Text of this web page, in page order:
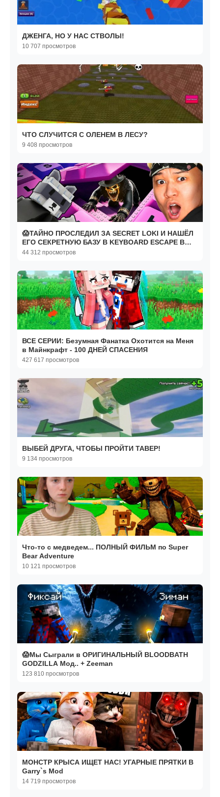
ДЖЕНГА, НО У НАС СТВОЛЫ!
10 707 просмотров
ЧТО СЛУЧИТСЯ С ОЛЕНЕМ В ЛЕСУ?
9 408 просмотров
😱ТАЙНО ПРОСЛЕДИЛ ЗА SECRET LOKI И НАШЁЛ
ЕГО СЕКРЕТНУЮ БАЗУ В KEYBOARD ESCAPE В
РОБЛОКС!
44 312 просмотров
ВСЕ СЕРИИ: Безумная Фанатка Охотится на Меня
в Майнкрафт - 100 ДНЕЙ СПАСЕНИЯ
427 617 просмотров
ВЫБЕЙ ДРУГА, ЧТОБЫ ПРОЙТИ ТАВЕР!
9 134 просмотров
Что-то с медведем... ПОЛНЫЙ ФИЛЬМ по Super
Bear Adventure
10 121 просмотров
😱Мы Сыграли в ОРИГИНАЛЬНЫЙ BLOODBATH
GODZILLA Мод.. + Zeeman
123 810 просмотров
МОНСТР КРЫСА ИЩЕТ НАС! УГАРНЫЕ ПРЯТКИ В
Garry`s Mod
14 719 просмотров